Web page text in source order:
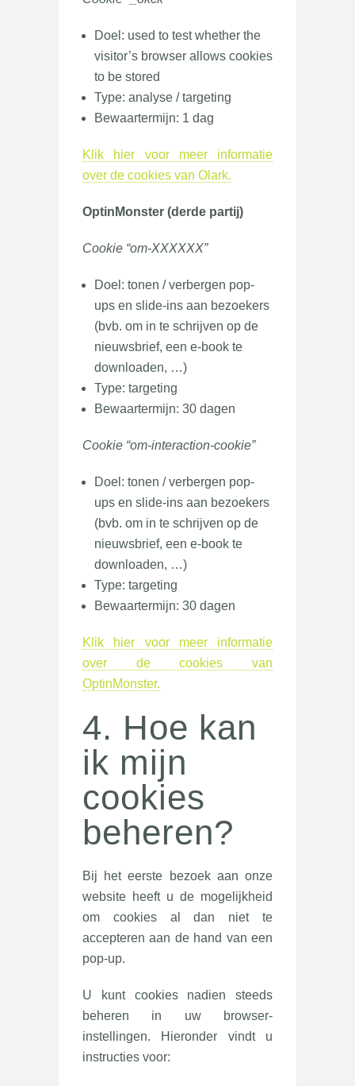
Doel: used to test whether the
visitor’s browser allows cookies
to be stored
Type: analyse / targeting
Bewaartermijn: 1 dag
Klik hier voor meer informatie
over de cookies van Olark.
OptinMonster (derde partij)
Cookie “om-XXXXXX”
Doel: tonen / verbergen pop-
ups en slide-ins aan bezoekers
(bvb. om in te schrijven op de
nieuwsbrief, een e-book te
downloaden, …)
Type: targeting
Bewaartermijn: 30 dagen
Cookie “om-interaction-cookie”
Doel: tonen / verbergen pop-
ups en slide-ins aan bezoekers
(bvb. om in te schrijven op de
nieuwsbrief, een e-book te
downloaden, …)
Type: targeting
Bewaartermijn: 30 dagen
Klik hier voor meer informatie
over de cookies van
OptinMonster.
4. Hoe kan
ik mijn
cookies
beheren?
Bij het eerste bezoek aan onze
website heeft u de mogelijkheid
om cookies al dan niet te
accepteren aan de hand van een
pop-up.
U kunt cookies nadien steeds
beheren in uw browser-
instellingen. Hieronder vindt u
instructies voor: